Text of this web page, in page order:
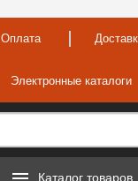
Оплата
Электронные каталоги
Каталог товаров